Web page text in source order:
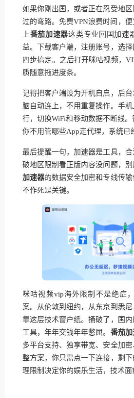
如果你刚出国，或者正在忍受地
过的弯路。免费VPN浪费时间，
上番茄加速器这类专业回国加速
益。下载客户端，注册账号，选择
四步搞定。之后打开咪咕视频，
质随意拖进度条。
记得把客户端设为开机自启，后
脑自动连上，不用重复操作。手
行，切换WiFi和移动数据不断线。
你不用管哪些App走代理，系统已
最后提醒一句，加速器是工具，
破地区限制看正版内容没问题，别
加速器的数据安全加密和专线传
不作死是关键。
咪咕视频vip海外限制不是绝症
案。从伦敦到纽约，从东京到悉
靠这层技术窗户纸。捅破了，国
工具，年年交钱年年憋屈。 番茄加
多平台支持、独享带宽、安全加
整方案，你只需点一下连接，剩
理限制决定你的娱乐生活，技术面